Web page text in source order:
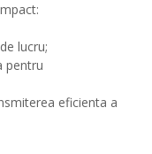
lucru;
pentru
eficienta a